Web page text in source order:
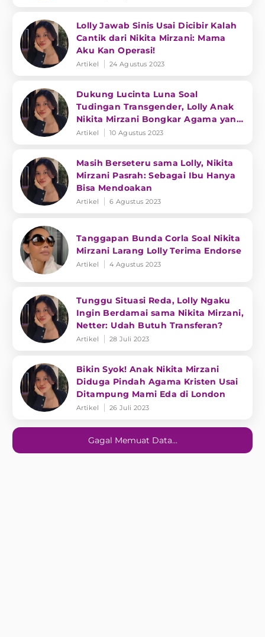
Lolly Jawab Sinis Usai Dicibir Kalah
Cantik dari Nikita Mirzani: Mama
Aku Kan Operasi!
Artikel 24 Agustus 2023
Dukung Lucinta Luna Soal
Tudingan Transgender, Lolly Anak
Nikita Mirzani Bongkar Agama yang
Dipeluk!
Artikel 10 Agustus 2023
Masih Berseteru sama Lolly, Nikita
Mirzani Pasrah: Sebagai Ibu Hanya
Bisa Mendoakan
Artikel 6 Agustus 2023
Tanggapan Bunda Corla Soal Nikita
Mirzani Larang Lolly Terima Endorse
Artikel 4 Agustus 2023
Tunggu Situasi Reda, Lolly Ngaku
Ingin Berdamai sama Nikita Mirzani,
Netter: Udah Butuh Transferan?
Artikel 28 Juli 2023
Bikin Syok! Anak Nikita Mirzani
Diduga Pindah Agama Kristen Usai
Ditampung Mami Eda di London
Artikel 26 Juli 2023
Gagal Memuat Data...